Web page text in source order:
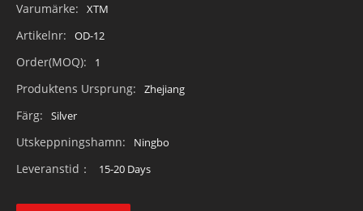
Varumärke: XTM
Artikelnr: OD-12
Order(MOQ): 1
Produktens Ursprung: Zhejiang
Färg: Silver
Utskeppningshamn: Ningbo
Leveranstid： 15-20 Days